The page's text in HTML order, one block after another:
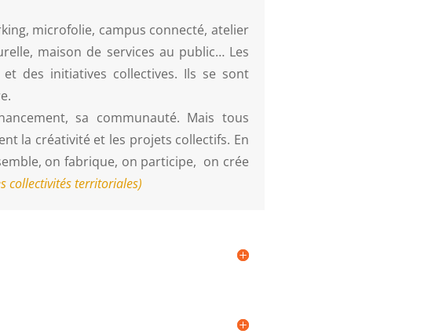
microfolie, campus connecté, atelier
maison de services au public… Les
des initiatives collectives. Ils se sont
sa communauté. Mais tous
la créativité et les projets collectifs. En
on fabrique, on participe, on crée
collectivités territoriales)